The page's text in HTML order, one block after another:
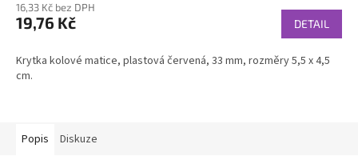
16,33 Kč bez DPH
19,76 Kč DETAIL
Krytka kolové matice, plastová červená, 33 mm, rozměry 5,5 x 4,5
cm.
Popis Diskuze